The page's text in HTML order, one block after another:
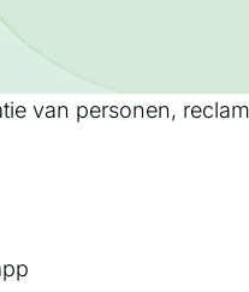
van personen,